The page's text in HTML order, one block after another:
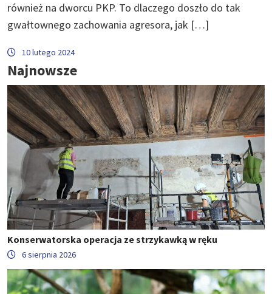
również na dworcu PKP. To dlaczego doszło do tak
gwałtownego zachowania agresora, jak […]
10 lutego 2024
Najnowsze
Konserwatorska operacja ze strzykawką w ręku
6 sierpnia 2026